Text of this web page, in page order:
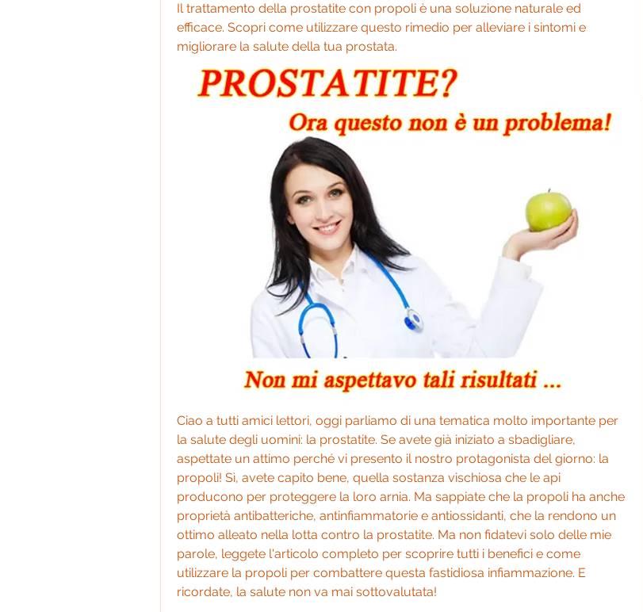
Il trattamento della prostatite con propoli è una soluzione naturale ed
efficace. Scopri come utilizzare questo rimedio per alleviare i sintomi e
migliorare la salute della tua prostata.
Ciao a tutti amici lettori, oggi parliamo di una tematica molto importante per
la salute degli uomini: la prostatite. Se avete già iniziato a sbadigliare,
aspettate un attimo perché vi presento il nostro protagonista del giorno: la
propoli! Sì, avete capito bene, quella sostanza vischiosa che le api
producono per proteggere la loro arnia. Ma sappiate che la propoli ha anche
proprietà antibatteriche, antinfiammatorie e antiossidanti, che la rendono un
ottimo alleato nella lotta contro la prostatite. Ma non fidatevi solo delle mie
parole, leggete l'articolo completo per scoprire tutti i benefici e come
utilizzare la propoli per combattere questa fastidiosa infiammazione. E
ricordate, la salute non va mai sottovalutata!